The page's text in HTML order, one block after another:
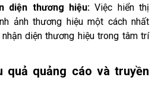
diện thương hiệu:Việc hiển thị
ảnh thương hiệu một cách nhất
diện thương hiệu trong tâm trí
quả quảng cáo và truyền